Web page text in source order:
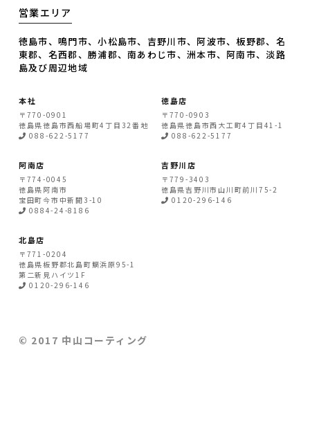
営業エリア
徳島市、鳴門市、小松島市、吉野川市、阿波市、板野郡、名
東郡、名西郡、勝浦郡、南あわじ市、洲本市、阿南市、淡路
島及び周辺地域
本社
〒770-0901
徳島県徳島市西船場町4丁目32番地
088-622-5177
徳島店
〒770-0903
徳島県徳島市西大工町4丁目41-1
088-622-5177
阿南店
〒774-0045
徳島県 阿南市
宝田町今市中新開3-10
0884-24-8186
吉野川店
〒779-3403
徳島県吉野川市 山川町前川75-2
0120-296-146
北島店
〒771-0204
徳島県板野郡北島町鯛浜原95-1
第二新見ハイツ1F
0120-296-146
© 2017 中山コーティング